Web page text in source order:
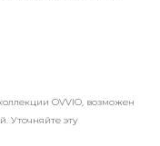
OVVIO, возможен
Уточняйте эту